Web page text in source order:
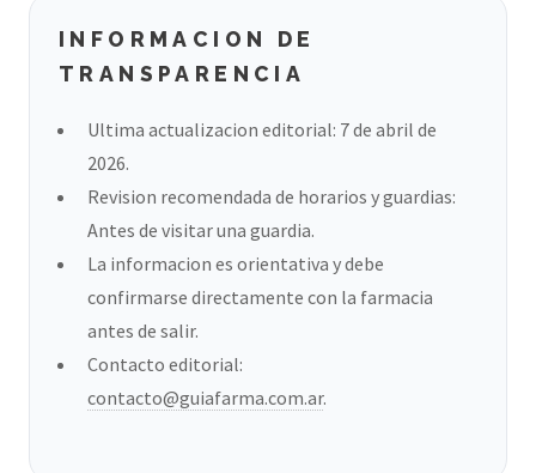
INFORMACION DE
TRANSPARENCIA
Ultima actualizacion editorial: 7 de abril de
2026.
Revision recomendada de horarios y guardias:
Antes de visitar una guardia.
La informacion es orientativa y debe
confirmarse directamente con la farmacia
antes de salir.
Contacto editorial:
contacto@guiafarma.com.ar.